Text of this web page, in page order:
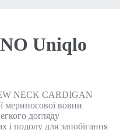
Uniqlo
NECK CARDIGAN
мериносової вовни
догляду
і подолу для запобігання